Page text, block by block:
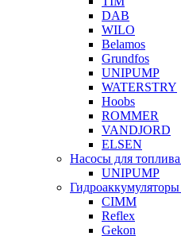
DAB
WILO
Belamos
Grundfos
UNIPUMP
WATERSTRY
Hoobs
ROMMER
VANDJORD
ELSEN
Насосы для топлива
UNIPUMP
Гидроаккумуляторы
CIMM
Reflex
Gekon